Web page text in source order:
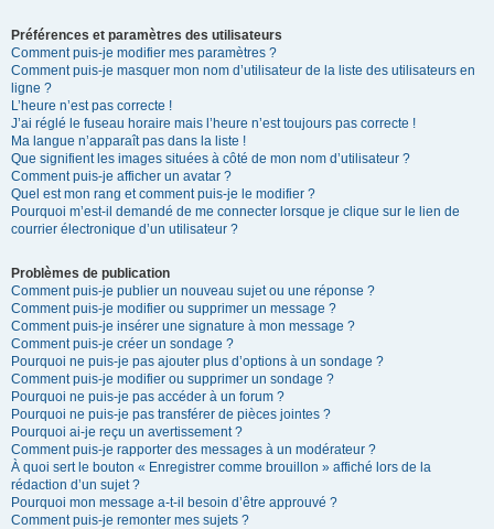
Préférences et paramètres des utilisateurs
Comment puis-je modifier mes paramètres ?
Comment puis-je masquer mon nom d’utilisateur de la liste des utilisateurs en
ligne ?
L’heure n’est pas correcte !
J’ai réglé le fuseau horaire mais l’heure n’est toujours pas correcte !
Ma langue n’apparaît pas dans la liste !
Que signifient les images situées à côté de mon nom d’utilisateur ?
Comment puis-je afficher un avatar ?
Quel est mon rang et comment puis-je le modifier ?
Pourquoi m’est-il demandé de me connecter lorsque je clique sur le lien de
courrier électronique d’un utilisateur ?
Problèmes de publication
Comment puis-je publier un nouveau sujet ou une réponse ?
Comment puis-je modifier ou supprimer un message ?
Comment puis-je insérer une signature à mon message ?
Comment puis-je créer un sondage ?
Pourquoi ne puis-je pas ajouter plus d’options à un sondage ?
Comment puis-je modifier ou supprimer un sondage ?
Pourquoi ne puis-je pas accéder à un forum ?
Pourquoi ne puis-je pas transférer de pièces jointes ?
Pourquoi ai-je reçu un avertissement ?
Comment puis-je rapporter des messages à un modérateur ?
À quoi sert le bouton « Enregistrer comme brouillon » affiché lors de la
rédaction d’un sujet ?
Pourquoi mon message a-t-il besoin d’être approuvé ?
Comment puis-je remonter mes sujets ?